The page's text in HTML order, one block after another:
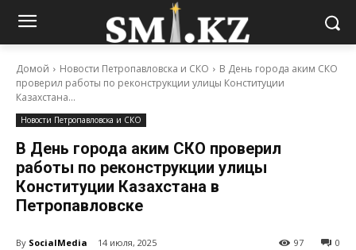
Домой Новости Петропавловска и СКО
В День города аким СКО
проверил работы по реконструкции улицы Конституции
Казахстана...
Новости Петропавловска и СКО
В День города аким СКО проверил
работы по реконструкции улицы
Конституции Казахстана в
Петропавловске
By SocialMedia 14 июля, 2025 0
97